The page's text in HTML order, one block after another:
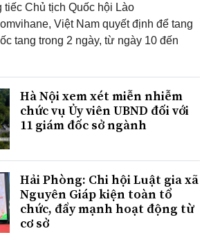
Chủ tịch Quốc hội Lào
Việt Nam quyết định để tang
tang trong 2 ngày, từ ngày 10 đến
Hà Nội xem xét miễn nhiễm
chức vụ Ủy viên UBND đối với
11 giám đốc sở ngành
Hải Phòng: Chi hội Luật gia xã
Nguyên Giáp kiện toàn tổ
chức, đẩy mạnh hoạt động từ
cơ sở